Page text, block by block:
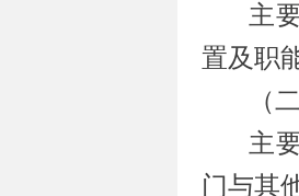
主
置及职
（
主
门与其